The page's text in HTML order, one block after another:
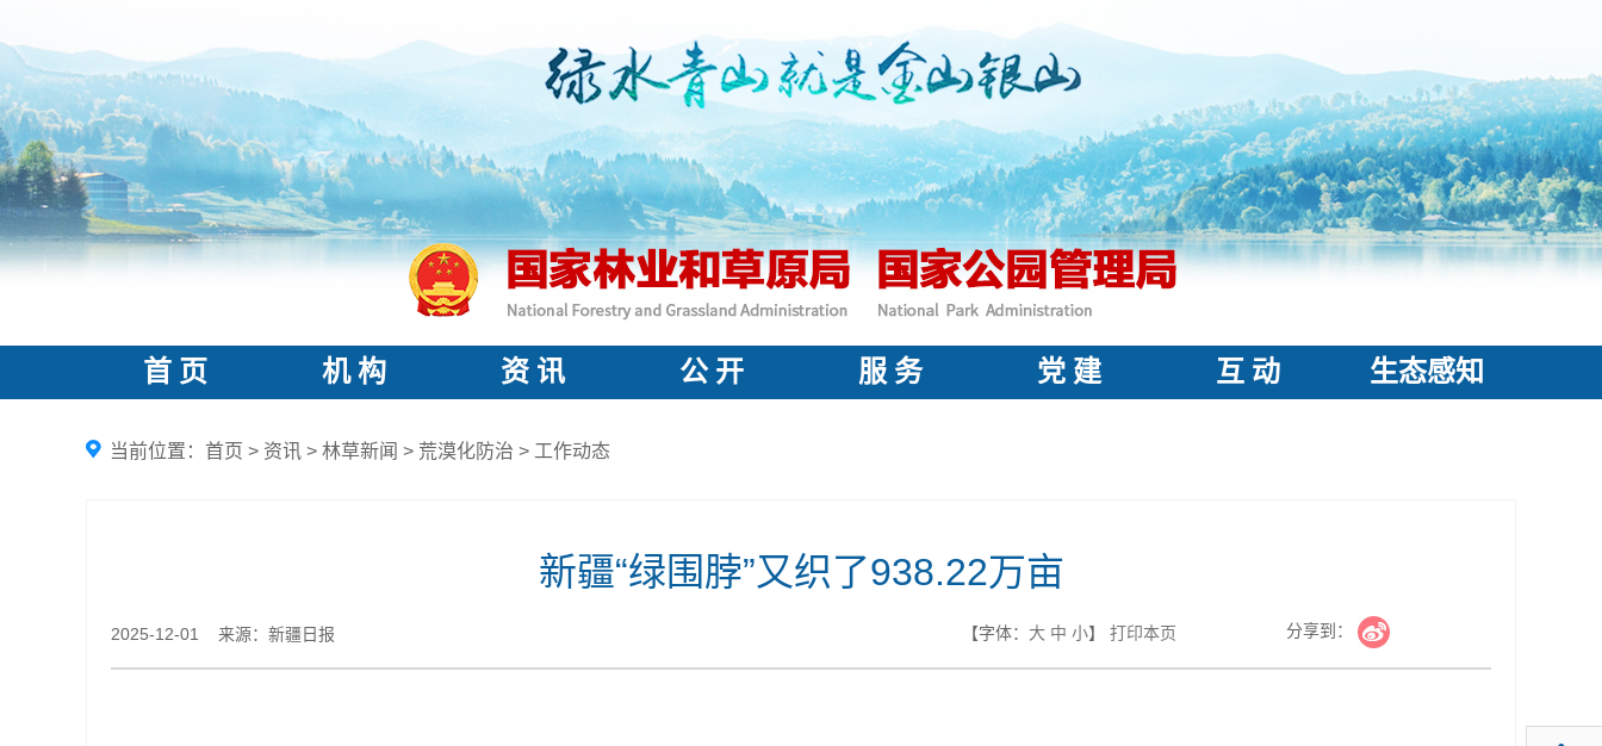
首 页 机 构 资 讯 公 开 服 务 党 建 互 动 生态感知
当前位置： 首页 > 资讯 > 林草新闻 > 荒漠化防治 > 工作动态
新疆“绿围脖”又织了938.22万亩
2025-12-01 来源：新疆日报 【字体： 大 中 小】 打印本页 分享到：